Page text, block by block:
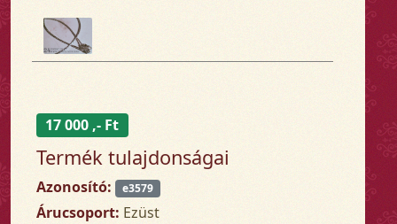
17 000 ,- Ft
Termék tulajdonságai
Azonosító: e3579
Árucsoport: Ezüst